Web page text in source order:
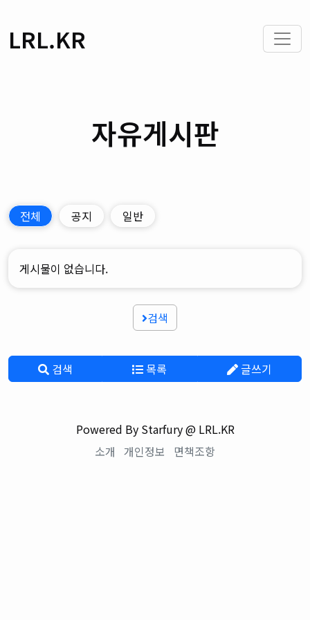
LRL.KR
자유게시판
전체 공지 일반
게시물이 없습니다.
검색
검색 목록 글쓰기
Powered By Starfury @ LRL.KR
소개 개인정보 면책조항